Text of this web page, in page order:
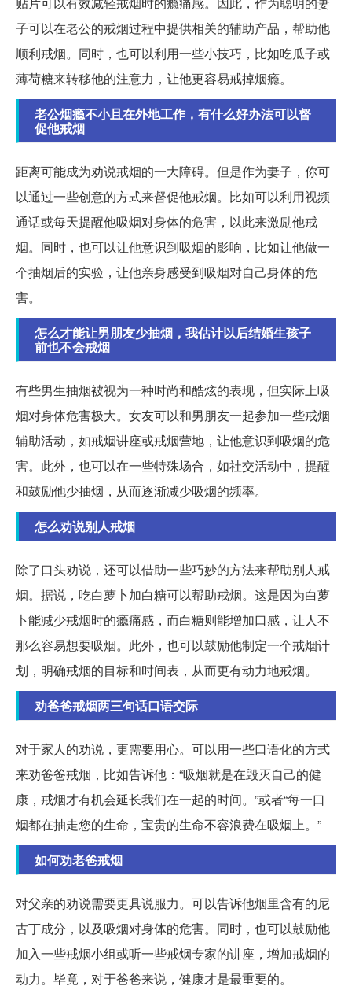
子可以在老公的戒烟过程中提供相关的辅助产品，帮助他
顺利戒烟。同时，也可以利用一些小技巧，比如吃瓜子或
薄荷糖来转移他的注意力，让他更容易戒掉烟瘾。
老公烟瘾不小且在外地工作，有什么好办法可以督
促他戒烟
距离可能成为劝说戒烟的一大障碍。但是作为妻子，你可
以通过一些创意的方式来督促他戒烟。比如可以利用视频
通话或每天提醒他吸烟对身体的危害，以此来激励他戒
烟。同时，也可以让他意识到吸烟的影响，比如让他做一
个抽烟后的实验，让他亲身感受到吸烟对自己身体的危
害。
怎么才能让男朋友少抽烟，我估计以后结婚生孩子
前也不会戒烟
有些男生抽烟被视为一种时尚和酷炫的表现，但实际上吸
烟对身体危害极大。女友可以和男朋友一起参加一些戒烟
辅助活动，如戒烟讲座或戒烟营地，让他意识到吸烟的危
害。此外，也可以在一些特殊场合，如社交活动中，提醒
和鼓励他少抽烟，从而逐渐减少吸烟的频率。
怎么劝说别人戒烟
除了口头劝说，还可以借助一些巧妙的方法来帮助别人戒
烟。据说，吃白萝卜加白糖可以帮助戒烟。这是因为白萝
卜能减少戒烟时的瘾痛感，而白糖则能增加口感，让人不
那么容易想要吸烟。此外，也可以鼓励他制定一个戒烟计
划，明确戒烟的目标和时间表，从而更有动力地戒烟。
劝爸爸戒烟两三句话口语交际
对于家人的劝说，更需要用心。可以用一些口语化的方式
来劝爸爸戒烟，比如告诉他：“吸烟就是在毁灭自己的健
康，戒烟才有机会延长我们在一起的时间。”或者“每一口
烟都在抽走您的生命，宝贵的生命不容浪费在吸烟上。”
如何劝老爸戒烟
对父亲的劝说需要更具说服力。可以告诉他烟里含有的尼
古丁成分，以及吸烟对身体的危害。同时，也可以鼓励他
加入一些戒烟小组或听一些戒烟专家的讲座，增加戒烟的
动力。毕竟，对于爸爸来说，健康才是最重要的。